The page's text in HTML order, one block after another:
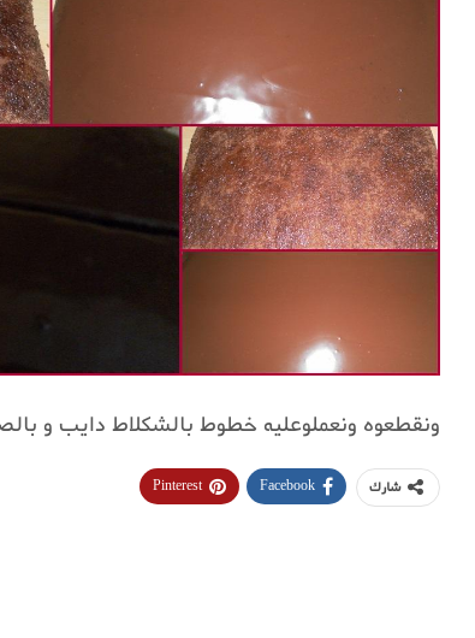
ونقطعوه ونعملوعليه خطوط بالشكلاط دايب و
شارك Facebook
Pinterest